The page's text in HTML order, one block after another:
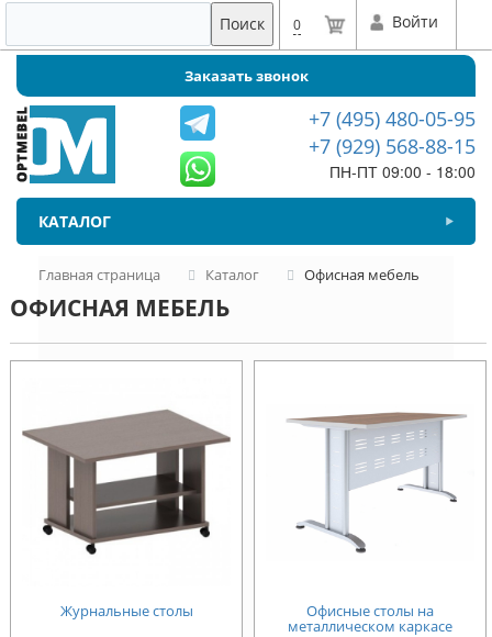
Поиск 0 Войти
Заказать звонок
+7 (495) 480-05-95
+7 (929) 568-88-15
ПН-ПТ 09:00 - 18:00
КАТАЛОГ
Главная страница Каталог Офисная мебель
ОФИСНАЯ МЕБЕЛЬ
Журнальные столы Офисные столы на
металлическом каркасе